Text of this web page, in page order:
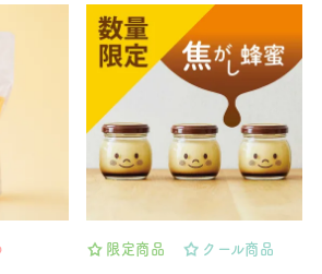
限定商品 クール商品